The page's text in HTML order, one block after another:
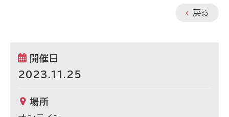
戻る
開催日
2023.11.25
場所